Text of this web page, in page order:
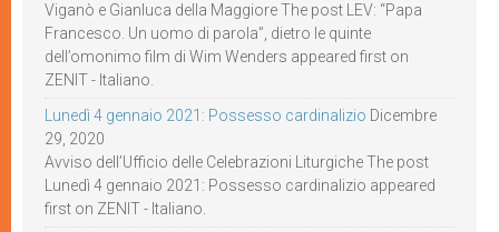
Viganò e Gianluca della Maggiore The post LEV: “Papa
Francesco. Un uomo di parola”, dietro le quinte
dell’omonimo film di Wim Wenders appeared first on
ZENIT - Italiano.
Lunedì 4 gennaio 2021: Possesso cardinalizio Dicembre
29, 2020
Avviso dell’Ufficio delle Celebrazioni Liturgiche The post
Lunedì 4 gennaio 2021: Possesso cardinalizio appeared
first on ZENIT - Italiano.